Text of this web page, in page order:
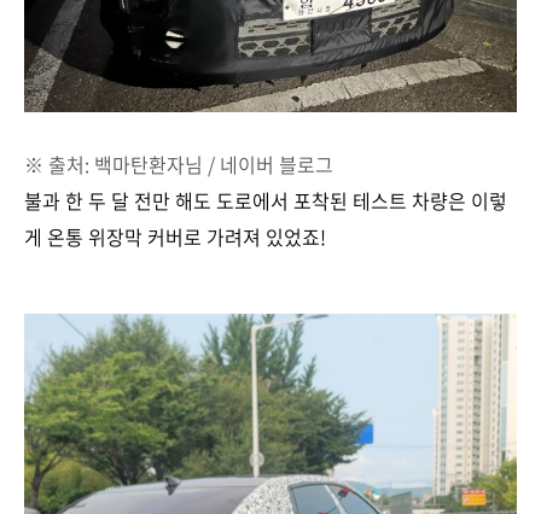
※ 출처: 백마탄환자님 / 네이버 블로그
불과 한 두 달 전만 해도 도로에서 포착된 테스트 차량은 이렇
게 온통 위장막 커버로 가려져 있었죠!